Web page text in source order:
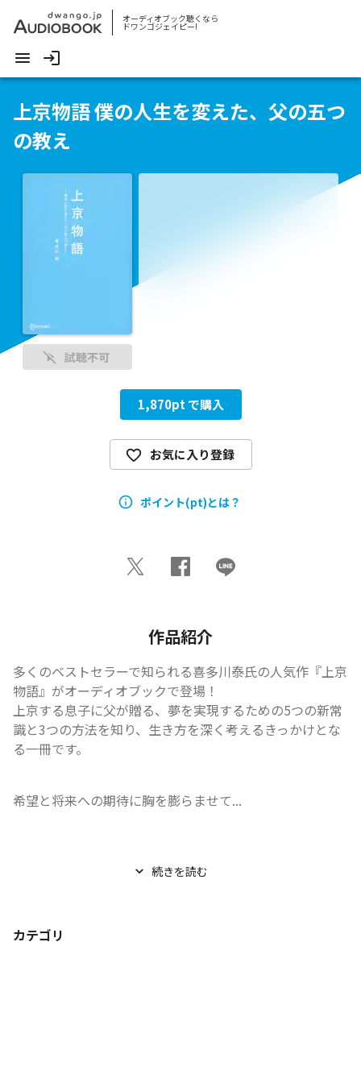
オーディオブック聴くなら
ドワンゴジェイピー!
上京物語 僕の人生を変えた、父の五つ
の教え
試聴不可
1,870pt で購入
お気に入り登録
ポイント(pt)とは？
作品紹介
多くのベストセラーで知られる喜多川泰氏の人気作『上京
物語』がオーディオブックで登場！
上京する息子に父が贈る、夢を実現するための5つの新常
識と3つの方法を知り、生き方を深く考えるきっかけとな
る一冊です。
希望と将来への期待に胸を膨らませて...
続きを読む
カテゴリ